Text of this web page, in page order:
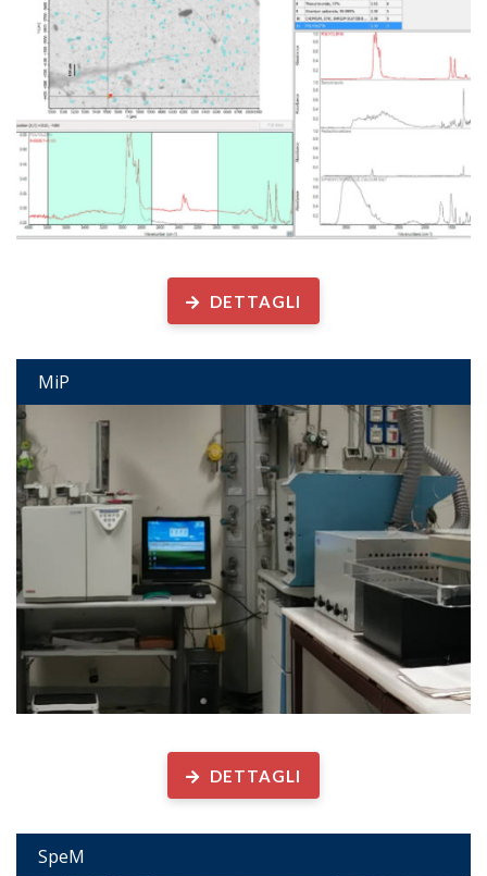
DETTAGLI
MiP
DETTAGLI
SpeM